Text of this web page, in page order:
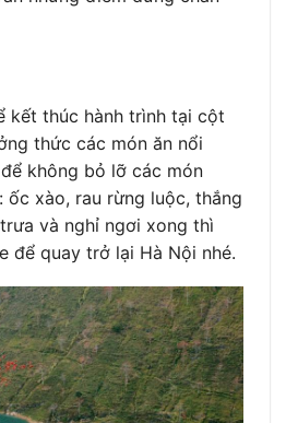
kết thúc hành trình tại cột
thức các món ăn nổi
không bỏ lỡ các món
ốc xào, rau rừng luộc, thắng
và nghỉ ngơi xong thì
để quay trở lại Hà Nội nhé.